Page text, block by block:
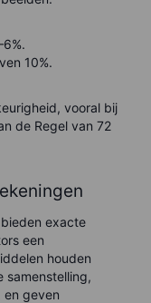
10%.
vooral bij
de Regel van 72
exacte
een
houden
samenstelling,
en geven